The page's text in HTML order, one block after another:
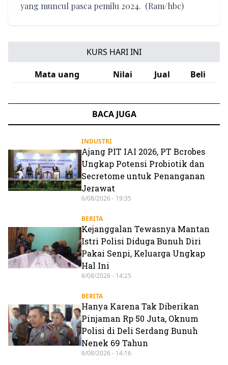
yang muncul pasca pemilu 2024. (Ram/hbc)
KURS HARI INI
Mata uang
Nilai Jual Beli
BACA JUGA
INDUSTRI
Ajang PIT IAI 2026, PT Bcrobes
Ungkap Potensi Probiotik dan
Secretome untuk Penanganan
Jerawat
6/08/2026 - 19:35
BERITA
Kejanggalan Tewasnya Mantan
Istri Polisi Diduga Bunuh Diri
Pakai Senpi, Keluarga Ungkap
Hal Ini
6/08/2026 - 14:25
BERITA
Hanya Karena Tak Diberikan
Pinjaman Rp 50 Juta, Oknum
Polisi di Deli Serdang Bunuh
Nenek 69 Tahun
6/08/2026 - 14:16